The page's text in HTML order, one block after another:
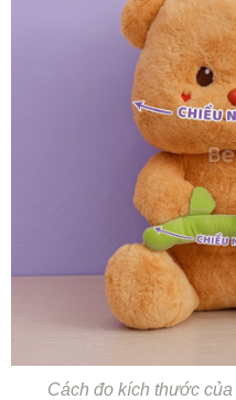
Cách đo kích thước